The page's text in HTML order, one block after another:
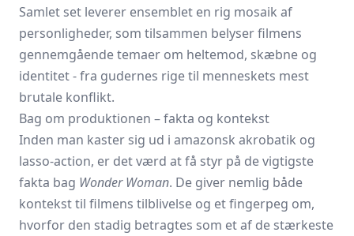
Samlet set leverer ensemblet en rig mosaik af
personligheder, som tilsammen belyser filmens
gennemgående temaer om heltemod, skæbne og
identitet - fra gudernes rige til menneskets mest
brutale konflikt.
Bag om produktionen – fakta og kontekst
Inden man kaster sig ud i amazonsk akrobatik og
lasso-action, er det værd at få styr på de vigtigste
fakta bag Wonder Woman. De giver nemlig både
kontekst til filmens tilblivelse og et fingerpeg om,
hvorfor den stadig betragtes som et af de stærkeste